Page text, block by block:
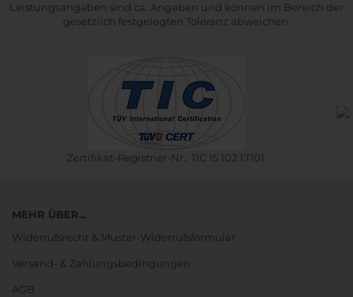
Leistungsangaben sind ca. Angaben und können im Bereich der
gesetzlich festgelegten Toleranz abweichen.
Zertifikat-Registrier-Nr.: TIC 15 102 17101
MEHR ÜBER...
Widerrufsrecht & Muster-Widerrufsformular
Versand- & Zahlungsbedingungen
AGB